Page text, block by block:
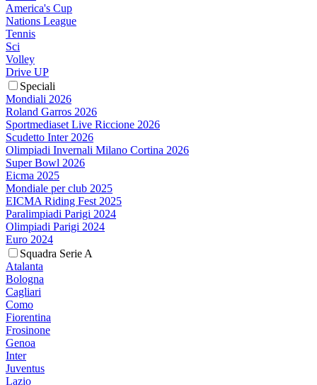
America's Cup
Nations League
Tennis
Sci
Volley
Drive UP
Speciali
Mondiali 2026
Roland Garros 2026
Sportmediaset Live Riccione 2026
Scudetto Inter 2026
Olimpiadi Invernali Milano Cortina 2026
Super Bowl 2026
Eicma 2025
Mondiale per club 2025
EICMA Riding Fest 2025
Paralimpiadi Parigi 2024
Olimpiadi Parigi 2024
Euro 2024
Squadra Serie A
Atalanta
Bologna
Cagliari
Como
Fiorentina
Frosinone
Genoa
Inter
Juventus
Lazio